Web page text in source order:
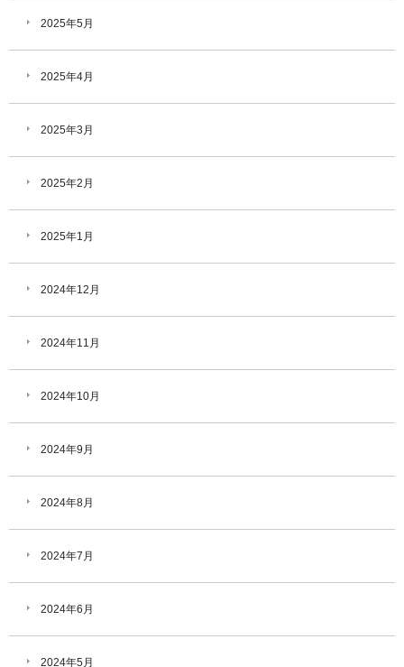
2025年5月
2025年4月
2025年3月
2025年2月
2025年1月
2024年12月
2024年11月
2024年10月
2024年9月
2024年8月
2024年7月
2024年6月
2024年5月